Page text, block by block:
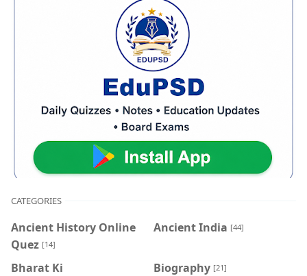
CATEGORIES
Ancient History Online
Quez [14]
Ancient India [44]
Bharat Ki
Biography [21]